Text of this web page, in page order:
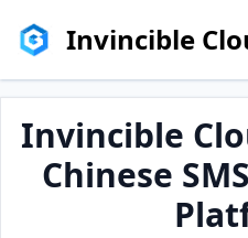
Invincible
Invincible
Chinese